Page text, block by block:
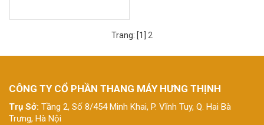
Trang: [1] 2
CÔNG TY CỔ PHẦN THANG MÁY HƯNG THỊNH
Trụ Sở: Tầng 2, Số 8/454 Minh Khai, P. Vĩnh Tuy, Q. Hai Bà
Trưng, Hà Nội